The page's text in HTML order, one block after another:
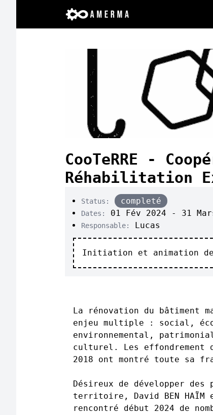
CooTeRRE -
Réhabilitation
Status: completé
Dates: 01 Fév 2024 - 31
Responsable: Lucas
Initiation et animation de
La rénovation du bâtiment
enjeu multiple : social,
environnemental,
culturel. Les effondrement
2018 ont montré toute sa
Désireux de développer
territoire, David BEN HAÏM
rencontré début 2024 de